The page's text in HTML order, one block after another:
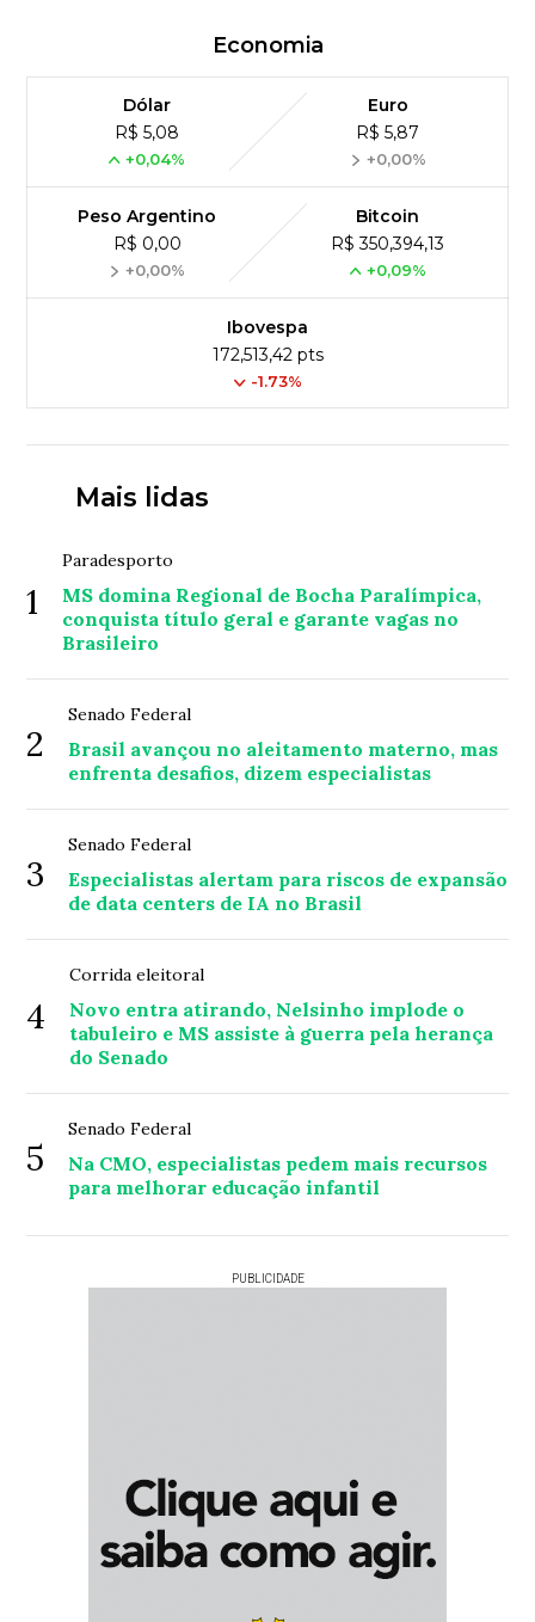
Economia
Dólar
R$ 5,08
+0,04%
Euro
R$ 5,87
+0,00%
Peso Argentino
R$ 0,00
+0,00%
Bitcoin
R$ 350,394,13
+0,09%
Ibovespa
172,513,42 pts
-1.73%
Mais lidas
1
Paradesporto
MS domina Regional de Bocha Paralímpica,
conquista título geral e garante vagas no
Brasileiro
2
Senado Federal
Brasil avançou no aleitamento materno, mas
enfrenta desafios, dizem especialistas
3
Senado Federal
Especialistas alertam para riscos de expansão
de data centers de IA no Brasil
4
Corrida eleitoral
Novo entra atirando, Nelsinho implode o
tabuleiro e MS assiste à guerra pela herança
do Senado
5
Senado Federal
Na CMO, especialistas pedem mais recursos
para melhorar educação infantil
PUBLICIDADE